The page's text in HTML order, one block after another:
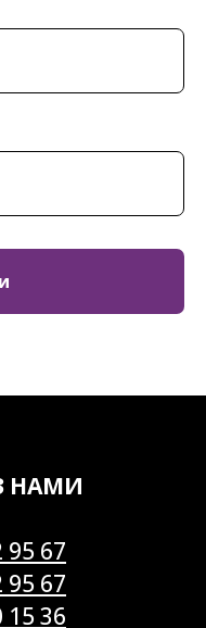
НАМИ
95 67
95 67
15 36